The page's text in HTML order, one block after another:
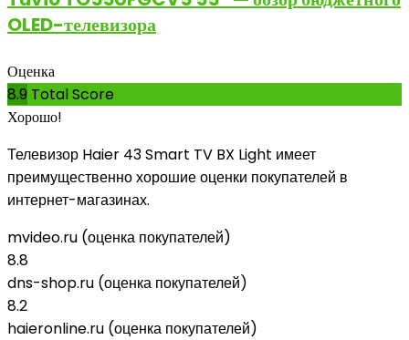
OLED-телевизора
Оценка
8.9 Total Score
Хорошо!
Телевизор Haier 43 Smart TV BX Light имеет
преимущественно хорошие оценки покупателей в
интернет-магазинах.
mvideo.ru (оценка покупателей)
8.8
dns-shop.ru (оценка покупателей)
8.2
haieronline.ru (оценка покупателей)